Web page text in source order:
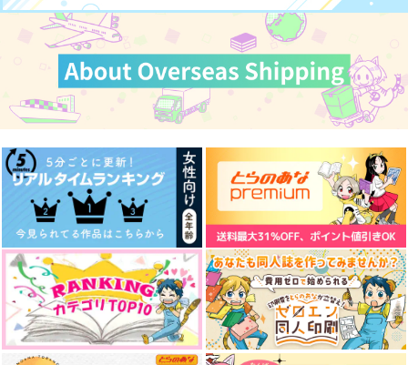
アクリルおまもり父水
AQUAQUA
858円（税込）
ゲゲ郎×水木
サンプル
作品詳細
アクリルおまもり父水
釣瓶火
AQUAQUA
858円（税込）
ゲゲ郎×水木
サンプル
作品詳細
アクリルおまもり父水
AQUAQUA
858
ゲゲゲの鬼太郎
ゲゲ郎×水木
サンプル
カート
父水アクキー2026
AQUAQUA
858
ゲゲゲの鬼太郎
ゲゲ郎×水木
サンプル
カート
春の父水ポスカ
AQUAQUA
ゲゲゲの鬼太郎
ゲゲ郎×水木
サンプル
カート
カート カート カート
海表ポスカ2026B
AQUAQUA
専売 110円（税込）
遊戯王
海馬瀬人×武藤遊戯
海表ポスカ2026A
AQUAQUA
専売 110円（税込）
遊戯王
海馬瀬人×武藤遊戯
海表マイクロファイバ
ークロス2025
AQUAQUA
専売 429円（税込）
遊戯王
海馬瀬人×武藤遊戯